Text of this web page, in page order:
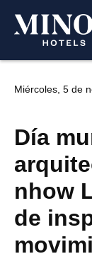
Miércoles, 5 de
Día
nhow
de